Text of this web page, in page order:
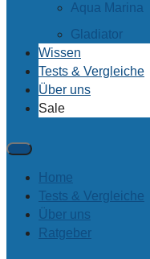
Aqua Marina
Gladiator
Wissen
Tests & Vergleiche
Über uns
Sale
Home
Tests & Vergleiche
Über uns
Ratgeber